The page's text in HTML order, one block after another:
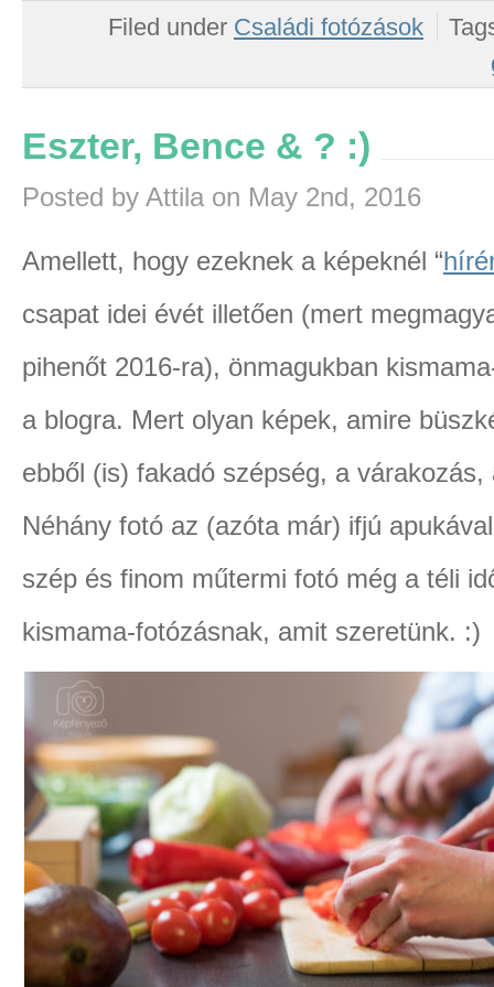
Filed under Családi fotózások
Eszter, Bence & ? :)
Posted by Attila on May 2nd, 2016
Amellett, hogy ezeknek a képeknél “
csapat idei évét illetően (mert
pihenőt 2016-ra), önmagukban
a blogra. Mert olyan képek, amire
ebből (is) fakadó szépség, a
Néhány fotó az (azóta már) ifjú
szép és finom műtermi fotó még a téli
kismama-fotózásnak, amit szeretünk. :)